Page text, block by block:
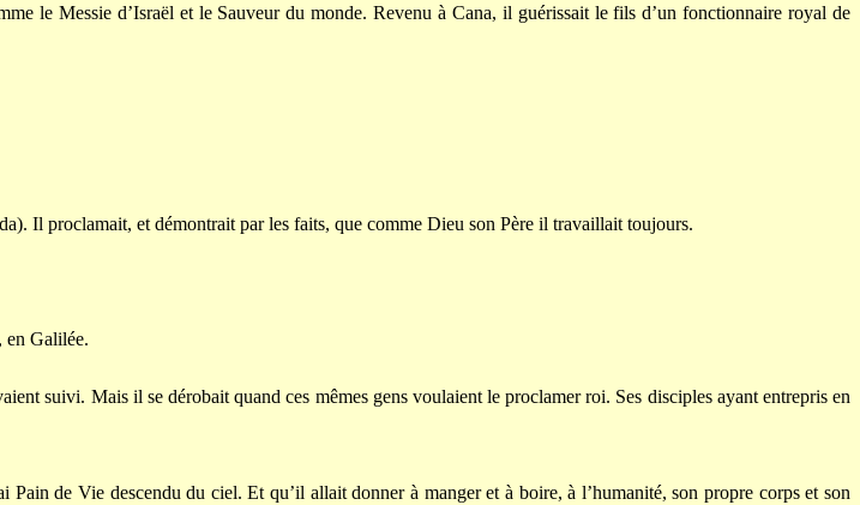
le Messie d’Israël et le Sauveur du monde. Revenu à Cana, il guérissait le fils d’un fonctionnaire royal de
Il proclamait, et démontrait par les faits, que comme Dieu son Père il travaillait toujours.
en Galilée.
suivi. Mais il se dérobait quand ces mêmes gens voulaient le proclamer roi. Ses disciples ayant entrepris en
de Vie descendu du ciel. Et qu’il allait donner à manger et à boire, à l’humanité, son propre corps et son